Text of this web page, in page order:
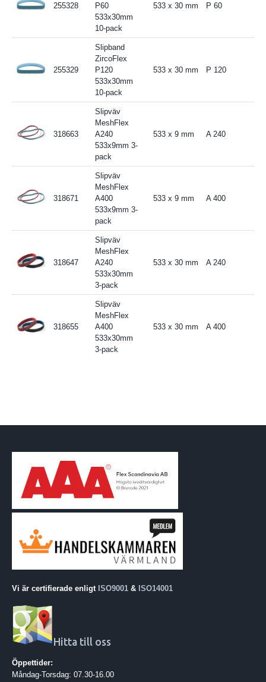
255328
P60
533x30mm
10-pack
533 x 30 mm P 60
255329
Slipband
ZircoFlex
P120
533x30mm
10-pack
533 x 30 mm P 120
318663
Slipväv
MeshFlex
A240
533x9mm 3-
pack
533 x 9 mm A 240
318671
Slipväv
MeshFlex
A400
533x9mm 3-
pack
533 x 9 mm A 400
318647
Slipväv
MeshFlex
A240
533x30mm
3-pack
533 x 30 mm A 240
318655
Slipväv
MeshFlex
A400
533x30mm
3-pack
533 x 30 mm A 400
Vi är certifierade enligt ISO9001 & ISO14001
Hitta till oss
Öppettider:
Måndag-Torsdag: 07.30-16.00